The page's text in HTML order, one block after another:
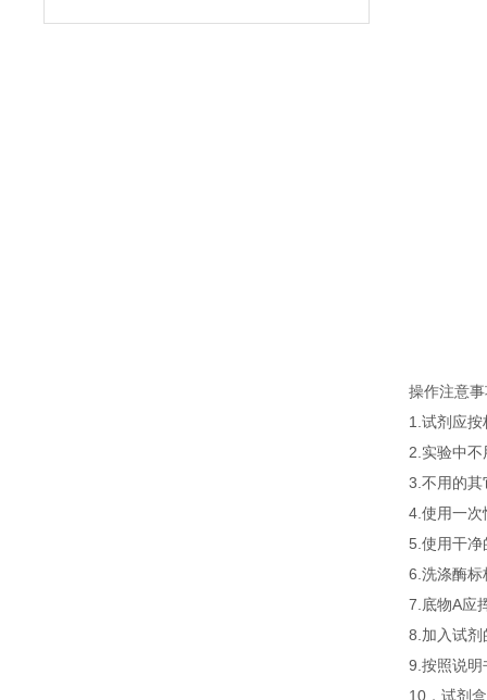
操作注意
1.试剂应
2.实验中
3.不用的其
4.使用一次
5.使用干净
6.洗涤酶标
7.底物A应
8.加入试剂
9.按照说明
10．试剂